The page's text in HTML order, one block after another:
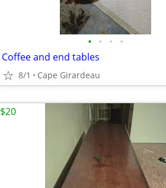
• • • •
Coffee and end tables
8/1 Cape Girardeau
$20